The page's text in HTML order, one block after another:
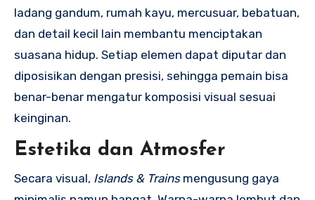
ladang gandum, rumah kayu, mercusuar, bebatuan,
dan detail kecil lain membantu menciptakan
suasana hidup. Setiap elemen dapat diputar dan
diposisikan dengan presisi, sehingga pemain bisa
benar-benar mengatur komposisi visual sesuai
keinginan.
Estetika dan Atmosfer
Secara visual, Islands & Trainsmengusung gaya